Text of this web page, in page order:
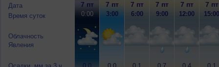
Дата
Время суток
Облачность
Явления
7 пт
0:00
7 пт
3:00
7 пт
6:00
7 пт
9:00
7 пт
12:00
7 пт
15:00